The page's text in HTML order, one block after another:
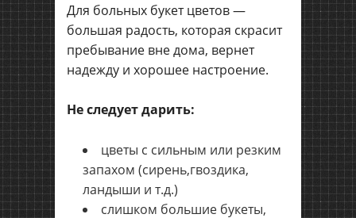
Для больных букет цветов —
большая радость, которая скрасит
пребывание вне дома, вернет
надежду и хорошее настроение.
Не следует дарить:
цветы с сильным или резким
запахом (сирень,гвоздика,
ландыши и т.д.)
слишком большие букеты,